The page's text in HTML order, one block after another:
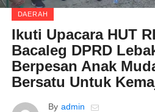
DAERAH
Ikuti Upacara HUT
Bacaleg DPRD
Berpesan Anak
Bersatu Untuk
By admin